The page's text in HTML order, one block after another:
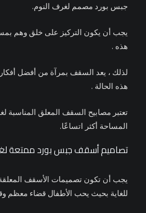
جبس بورد مصمم لغرف النوم.
يجب أن يكون التركيز على خلق وهم
هذه .
لذلك ، يعد السقف بمرآة من أفضل
هذه الحالة .
تعتبر مصابيح السقف المعلق المناسبة
المساحة أكثر اتساعًا.
تصاميم أسقف جبس بورد ممتعة
يجب أن تكون تصميمات الأسقف المعلقة
للغاية بحيث يحب الأطفال قضاء معظم